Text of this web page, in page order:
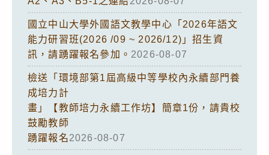
國立中山大學外國語文教學中心「2026年語文
能力研習班(2026 /09 ~ 2026/12)」招生資
訊，請踴躍報名參加。 2026-08-07
檢送「環境部第1屆高級中等學校內永續部門養
成培力計
畫」【教師培力永續工作坊】簡章1份，請貴校
鼓勵教師
踴躍報名2026-08-07